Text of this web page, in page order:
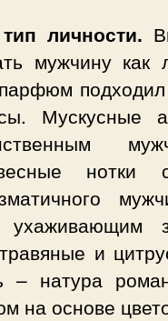
личности.
мужчину как
подходил
Мускусные
нотки
ухаживающим
и
– натура
на основе